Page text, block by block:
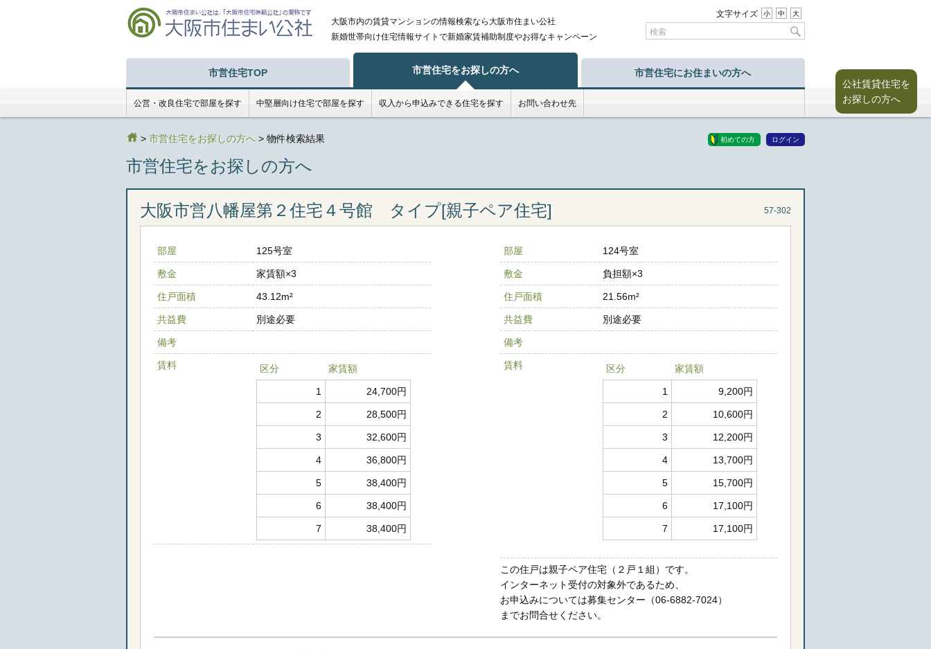
大阪市内の賃貸マンションの情報検索なら大阪市住まい公社
新婚世帯向け住宅情報サイトで新婚家賃補助制度やお得なキャンペーン
文字サイズ 小 中 大
公社賃貸住宅を
お探しの方へ
市営住宅TOP 市営住宅をお探しの方へ 市営住宅にお住まいの方へ
公営・改良住宅で部屋を探す 中堅層向け住宅で部屋を探す 収入から申込みできる住宅を探す お問い合わせ先
初めての方 ログイン
> 市営住宅をお探しの方へ > 物件検索結果
市営住宅をお探しの方へ
大阪市営八幡屋第２住宅４号館 タイプ[親子ペア住宅] 57-302
部屋 125号室
敷金 家賃額×3
住戸面積 43.12m²
共益費 別途必要
備考
賃料 区分 家賃額
1 24,700円
2 28,500円
3 32,600円
4 36,800円
5 38,400円
6 38,400円
7 38,400円
部屋 124号室
敷金 負担額×3
住戸面積 21.56m²
共益費 別途必要
備考
賃料 区分 家賃額
1 9,200円
2 10,600円
3 12,200円
4 13,700円
5 15,700円
6 17,100円
7 17,100円
この住戸は親子ペア住宅（２戸１組）です。
インターネット受付の対象外であるため、
お申込みについては募集センター（06-6882-7024）
までお問合せください。